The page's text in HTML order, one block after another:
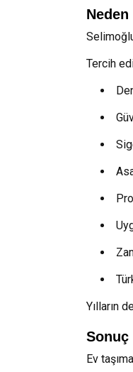
Tercih
Yılların
Sonuç
Ev